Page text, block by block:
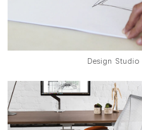
Design Studio